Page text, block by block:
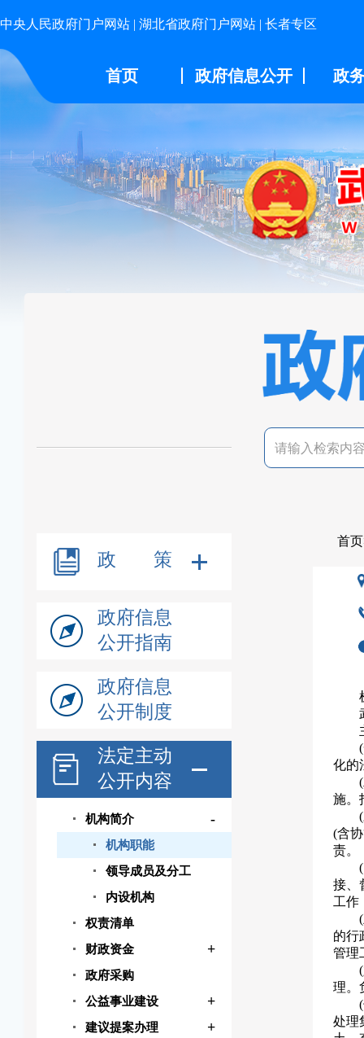
中央人民政府门户网站 | 湖北省政府门户网站 | 长者专区
首页 政府信息公开 政
政 策
政府信息
公开指南
政府信息
公开制度
法定主动
公开内容
机构简介 -
机构职能
领导成员及分工
内设机构
权责清单
财政资金
+
政府采购
公益事业建设
+
建议提案办理 +
首页
化的
施。
(含
责。
接、
工作
的行
管理
理。
处理